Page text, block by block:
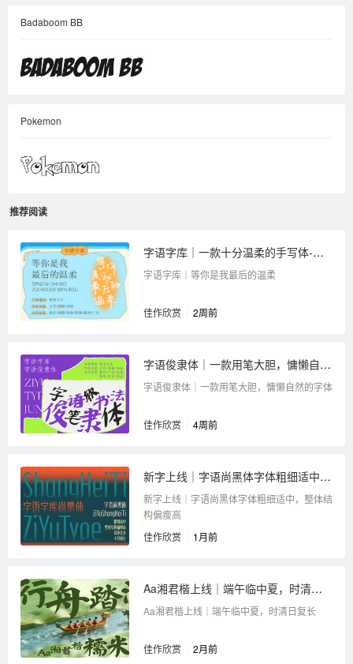
Badaboom BB
Pokemon
推荐阅读
字语字库｜一款十分温柔的手写体-等你是我最后的温柔
字语字库｜等你是我最后的温柔
佳作欣赏 2周前
字语俊隶体｜一款用笔大胆，慵懒自然的字体
字语俊隶体｜一款用笔大胆，慵懒自然的字体
佳作欣赏 4周前
新字上线｜字语尚黑体字体粗细适中，整体结构偏瘦高
新字上线｜字语尚黑体字体粗细适中，整体结
构偏瘦高
佳作欣赏
1月前
Aa湘君楷上线｜端午临中夏，时清日复长
Aa湘君楷上线｜端午临中夏，时清日复长
佳作欣赏 2月前